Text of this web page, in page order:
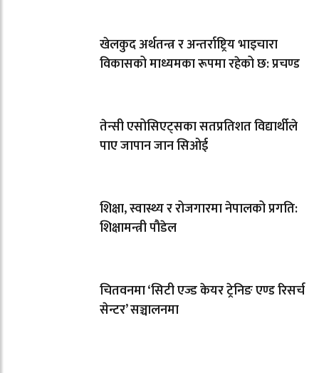
खेलकुद अर्थतन्त्र र अन्तर्राष्ट्रिय भाइचारा
विकासको माध्यमका रूपमा रहेको छ: प्रचण्ड
तेन्सी एसोसिएट्सका सतप्रतिशत विद्यार्थीले
पाए जापान जान सिओई
शिक्षा, स्वास्थ्य र रोजगारमा नेपालको प्रगति:
शिक्षामन्त्री पौडेल
चितवनमा ‘सिटी एज्ड केयर ट्रेनिङ एण्ड रिसर्च
सेन्टर’ सञ्चालनमा